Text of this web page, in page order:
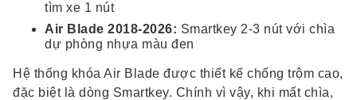
tìm xe 1 nút
Air Blade 2018-2026: Smartkey 2-3 nút với chìa
dự phòng nhựa màu đen
Hệ thống khóa Air Blade được thiết kế chống trộm cao,
đặc biệt là dòng Smartkey. Chính vì vậy, khi mất chìa,